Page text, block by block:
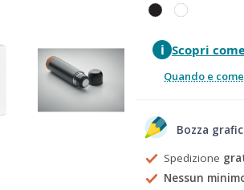
i Scopri
Quando e
Bozza
Spedizione
Nessun